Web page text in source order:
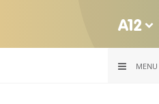
MENU